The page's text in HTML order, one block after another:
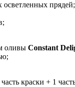
прядей;
оливы Constant
краски + 1